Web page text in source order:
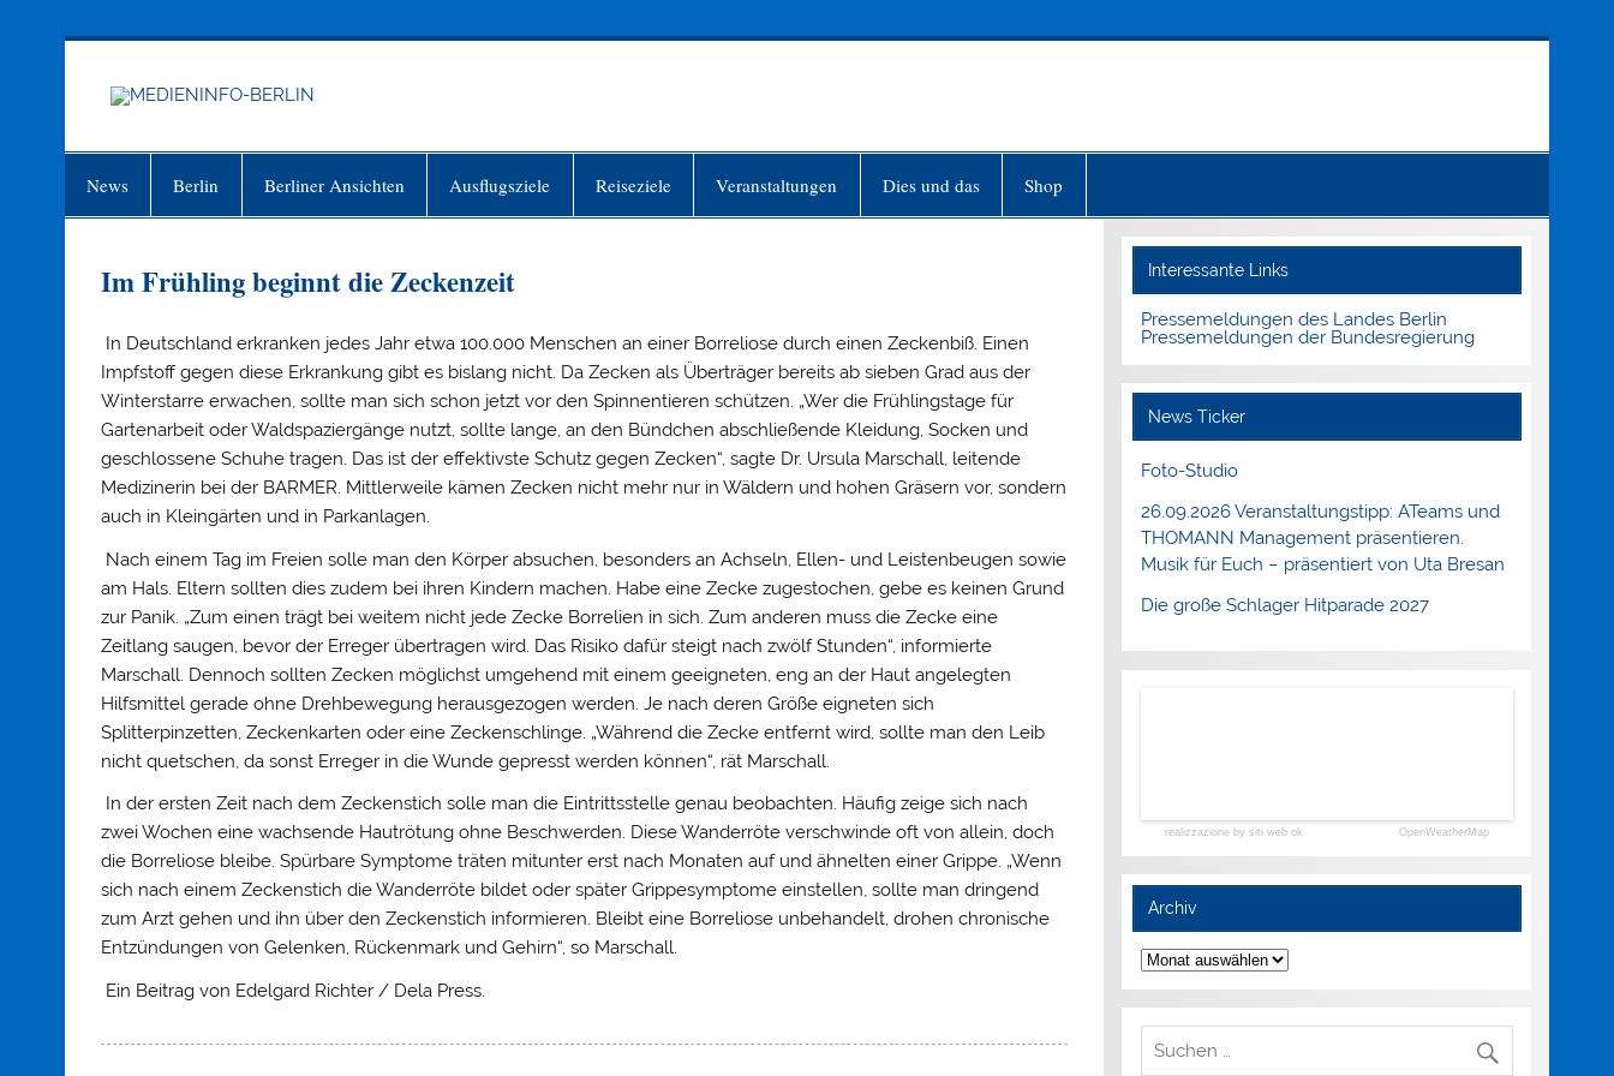
News Berlin Berliner Ansichten Ausflugsziele Reiseziele Veranstaltungen Dies und das Shop
Im Frühling beginnt die Zeckenzeit
In Deutschland erkranken jedes Jahr etwa 100.000 Menschen an einer Borreliose durch einen Zeckenbiß. Einen
Impfstoff gegen diese Erkrankung gibt es bislang nicht. Da Zecken als Überträger bereits ab sieben Grad aus der
Winterstarre erwachen, sollte man sich schon jetzt vor den Spinnentieren schützen. „Wer die Frühlingstage für
Gartenarbeit oder Waldspaziergänge nutzt, sollte lange, an den Bündchen abschließende Kleidung, Socken und
geschlossene Schuhe tragen. Das ist der effektivste Schutz gegen Zecken“, sagte Dr. Ursula Marschall, leitende
Medizinerin bei der BARMER. Mittlerweile kämen Zecken nicht mehr nur in Wäldern und hohen Gräsern vor, sondern
auch in Kleingärten und in Parkanlagen.
Nach einem Tag im Freien solle man den Körper absuchen, besonders an Achseln, Ellen- und Leistenbeugen sowie
am Hals. Eltern sollten dies zudem bei ihren Kindern machen. Habe eine Zecke zugestochen, gebe es keinen Grund
zur Panik. „Zum einen trägt bei weitem nicht jede Zecke Borrelien in sich. Zum anderen muss die Zecke eine
Zeitlang saugen, bevor der Erreger übertragen wird. Das Risiko dafür steigt nach zwölf Stunden“, informierte
Marschall. Dennoch sollten Zecken möglichst umgehend mit einem geeigneten, eng an der Haut angelegten
Hilfsmittel gerade ohne Drehbewegung herausgezogen werden. Je nach deren Größe eigneten sich
Splitterpinzetten, Zeckenkarten oder eine Zeckenschlinge. „Während die Zecke entfernt wird, sollte man den Leib
nicht quetschen, da sonst Erreger in die Wunde gepresst werden können“, rät Marschall.
In der ersten Zeit nach dem Zeckenstich solle man die Eintrittsstelle genau beobachten. Häufig zeige sich nach
zwei Wochen eine wachsende Hautrötung ohne Beschwerden. Diese Wanderröte verschwinde oft von allein, doch
die Borreliose bleibe. Spürbare Symptome träten mitunter erst nach Monaten auf und ähnelten einer Grippe. „Wenn
sich nach einem Zeckenstich die Wanderröte bildet oder später Grippesymptome einstellen, sollte man dringend
zum Arzt gehen und ihn über den Zeckenstich informieren. Bleibt eine Borreliose unbehandelt, drohen chronische
Entzündungen von Gelenken, Rückenmark und Gehirn“, so Marschall.
Ein Beitrag von Edelgard Richter / Dela Press.
Interessante Links
Pressemeldungen des Landes Berlin
Pressemeldungen der Bundesregierung
News Ticker
Foto-Studio
26.09.2026 Veranstaltungstipp: ATeams und
THOMANN Management präsentieren.
Musik für Euch – präsentiert von Uta Bresan
Die große Schlager Hitparade 2027
realizzazione by siti web ok OpenWeatherMap
Archiv
Archiv